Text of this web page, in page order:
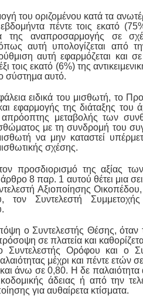
του οριζομένου κατά τα
πέντε τοις εκατό
της αναπροσαρμογής σε
αυτή υπολογίζεται από
αυτή εφαρμόζεται και
τοις εκατό (6%) της
σύστημα αυτό.
ειδικά του μισθωτή, το
εφαρμογής της διάταξης
μεταβολής των
με τη συνδρομή του
να μην καταστεί
σχέσης.
προσδιορισμό της αξίας
8 παρ. 1 αυτού θέτει μια
Αξιοποίησης
τον Συντελεστή
ο Συντελεστής Θέσης, όταν
σε πλατεία και
Ορόφου και ο
μέχρι και πέντε ετών
άνω σε 0,80. Η δε παλαιότητα
άδειας ή από την
για αυθαίρετα κτίσματα.